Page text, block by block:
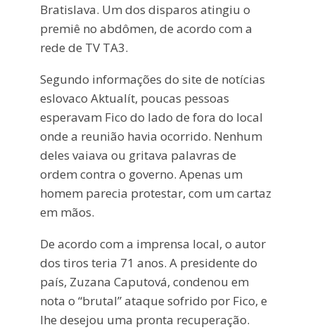
Bratislava. Um dos disparos atingiu o
premiê no abdômen, de acordo com a
rede de TV TA3.
Segundo informações do site de notícias
eslovaco Aktualít, poucas pessoas
esperavam Fico do lado de fora do local
onde a reunião havia ocorrido. Nenhum
deles vaiava ou gritava palavras de
ordem contra o governo. Apenas um
homem parecia protestar, com um cartaz
em mãos.
De acordo com a imprensa local, o autor
dos tiros teria 71 anos. A presidente do
país, Zuzana Caputová, condenou em
nota o “brutal” ataque sofrido por Fico, e
lhe desejou uma pronta recuperação.